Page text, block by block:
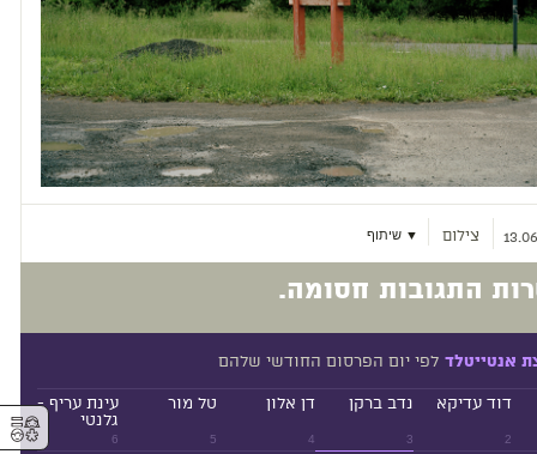
צילום ▼ שיתוף
התגובות חסומה.
אנטייטלד לפי יום הפרסום החודשי שלהם
2
דוד עדיקא
3
נדב ברקן
4
דן אלון
5
טל מור
6
עינת עריף -
גלנטי
⚥︎